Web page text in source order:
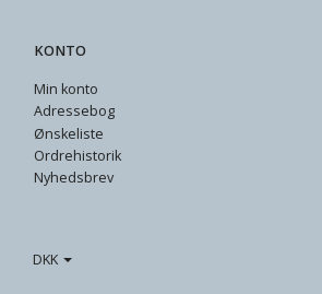
KONTO
Min konto
Adressebog
Ønskeliste
Ordrehistorik
Nyhedsbrev
DKK